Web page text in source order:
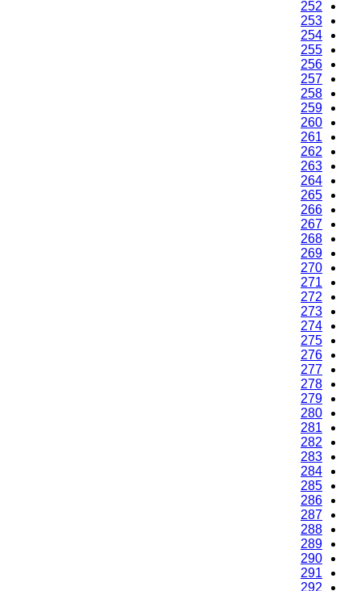
252
253
254
255
256
257
258
259
260
261
262
263
264
265
266
267
268
269
270
271
272
273
274
275
276
277
278
279
280
281
282
283
284
285
286
287
288
289
290
291
292